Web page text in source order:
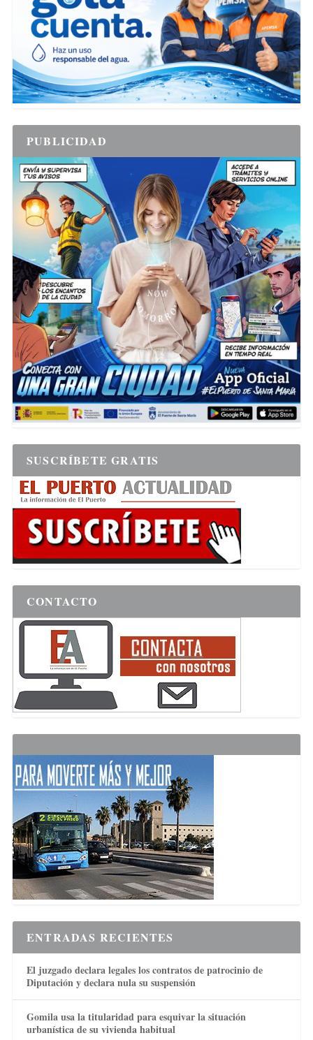
PUBLICIDAD
SUSCRÍBETE GRATIS
CONTACTO
ENTRADAS RECIENTES
El juzgado declara legales los contratos de patrocinio de
Diputación y declara nula su suspensión
Gomila usa la titularidad para esquivar la situación
urbanística de su vivienda habitual